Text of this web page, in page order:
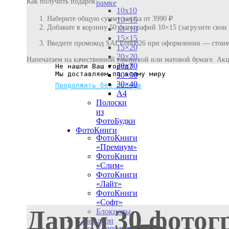
Не нашли Ваш город?
Мы доставляем по всему миру
Продолжить без города
рамке
10х10
10×15
13×18
15×15
15×20
20×20
20×30
30×30
30×40
A4
Полоски
из
ФотоБудки
ФотоКниги
ФотоКниги
«Премиум»
ФотоКниги
«Слим»
ФотоКниги
«Лайт»
ФотоКниги
«Софт»
Блокноты
Календари
Наберите общую сумму заказа от 3990 ₽
Добавьте в корзину 50 фотографий 10×15 (загрузите
Введите промокод SALE060826 при оформлении —
Напечатаем на качественной глянцевой или матовой бумаге.
Дарим 30